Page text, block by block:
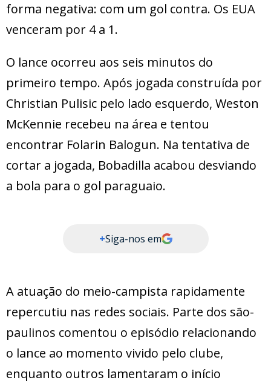
forma negativa: com um gol contra. Os EUA
venceram por 4 a 1.
O lance ocorreu aos seis minutos do
primeiro tempo. Após jogada construída por
Christian Pulisic pelo lado esquerdo, Weston
McKennie recebeu na área e tentou
encontrar Folarin Balogun. Na tentativa de
cortar a jogada, Bobadilla acabou desviando
a bola para o gol paraguaio.
+Siga-nos em
A atuação do meio-campista rapidamente
repercutiu nas redes sociais. Parte dos são-
paulinos comentou o episódio relacionando
o lance ao momento vivido pelo clube,
enquanto outros lamentaram o início